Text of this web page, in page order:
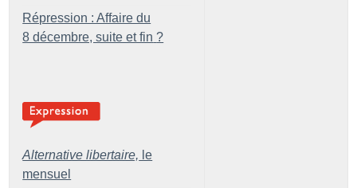
Répression : Affaire du
8 décembre, suite et fin ?
Alternative libertaire, le
mensuel